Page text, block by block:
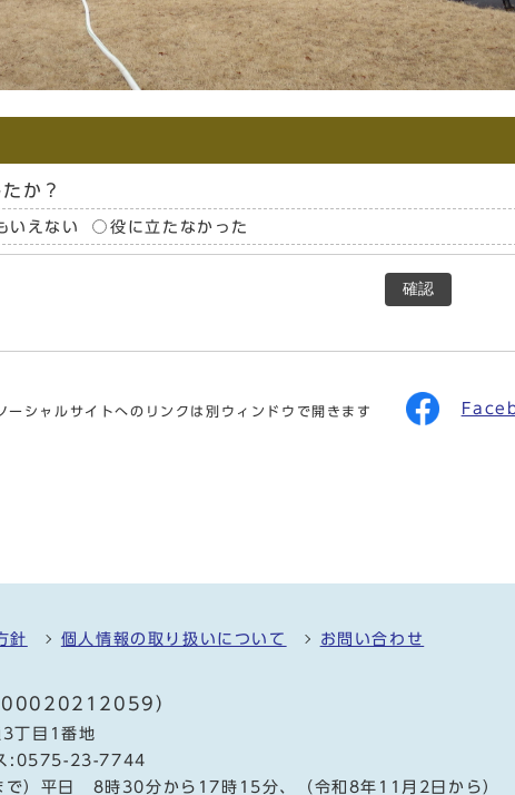
か？
いえない 役に立たなかった
確認
ーシャルサイトへのリンクは別ウィンドウで開きます
針 個人情報の取り扱いについて お問い合わせ
）
丁目1番地
:0575-23-7744
で）平日 8時30分から17時15分、（令和8年11月2日から）